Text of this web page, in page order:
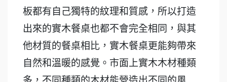
板都有自己獨特的紋理和質感，所以打造
出來的實木餐桌也都不會完全相同，與其
他材質的餐桌相比，實木餐桌更能夠帶來
自然和溫暖的感覺。市面上實木木材種類